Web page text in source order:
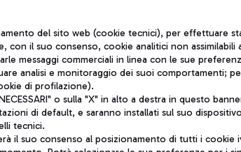
S.p.A.
Note legali
Mappa sito
Accessibilità
del sito web (cookie tecnici), per effettuare
con il suo consenso, cookie analitici non
messaggi commerciali in linea con le sue
analisi e monitoraggio dei suoi comportamenti;
di profilazione).
o sulla "X" in alto a destra in questo
di default, e saranno installati sul suo
tecnici.
il suo consenso al posizionamento di tutti i